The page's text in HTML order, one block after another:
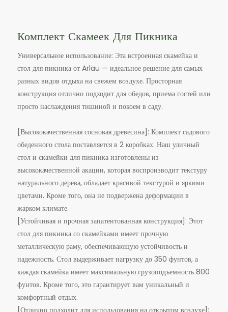
Комплект Скамеек Для Пикника
Универсальное использование: Эта встроенная скамейка и
стол для пикника от Arlau — идеальное решение для самых
разных видов отдыха на свежем воздухе. Просторная
конструкция отлично подходит для обедов, приема гостей или
просто наслаждения тишиной и покоем в саду.
[Высококачественная сосновая древесина]: ️️Комплект садового
обеденного стола поставляется в 2 коробках. ️️Наш уличный
стол и скамейки для пикника изготовлены из
высококачественной акации, которая воспроизводит текстуру
натурального дерева, обладает красивой текстурой и яркими
цветами. Кроме того, она не подвержена деформации в
жарком климате.
[Устойчивая и прочная запатентованная конструкция]: Этот
стол для пикника со скамейками имеет прочную
металлическую раму, обеспечивающую устойчивость и
надежность. Стол выдерживает нагрузку до 350 фунтов, а
каждая скамейка имеет максимальную грузоподъемность 800
фунтов. Кроме того, это гарантирует вам уникальный и
комфортный отдых.
[Отлично подходит для использования на открытом воздухе]: